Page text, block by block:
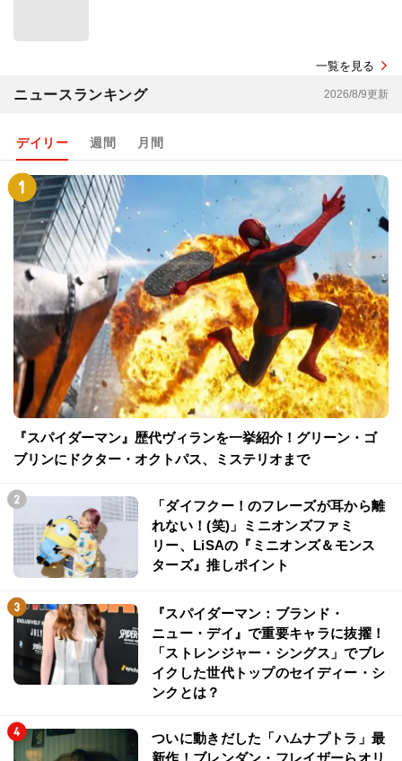
一覧を見る
ニュースランキング 2026/8/9更新
デイリー 週間 月間
『スパイダーマン』歴代ヴィランを一挙紹介！グリーン・ゴ
ブリンにドクター・オクトパス、ミステリオまで
「ダイフクー！のフレーズが耳から離
れない！(笑)」ミニオンズファミ
リー、LiSAの『ミニオンズ＆モンス
ターズ』推しポイント
『スパイダーマン：ブランド・
ニュー・デイ』で重要キャラに抜擢！
「ストレンジャー・シングス」でブレ
イクした世代トップのセイディー・シ
ンクとは？
ついに動きだした「ハムナプトラ」最
新作！ブレンダン・フレイザーらオリ